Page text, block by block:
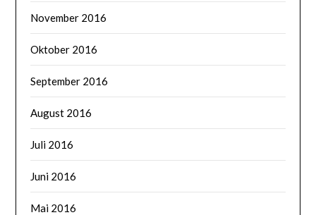
November 2016
Oktober 2016
September 2016
August 2016
Juli 2016
Juni 2016
Mai 2016